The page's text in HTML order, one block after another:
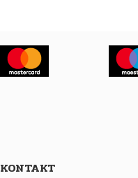
KONTAKT